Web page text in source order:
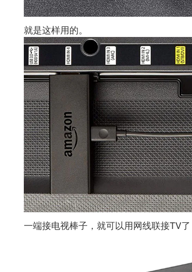
就是这样用的。
一端接电视棒子，就可以用网线联接TV